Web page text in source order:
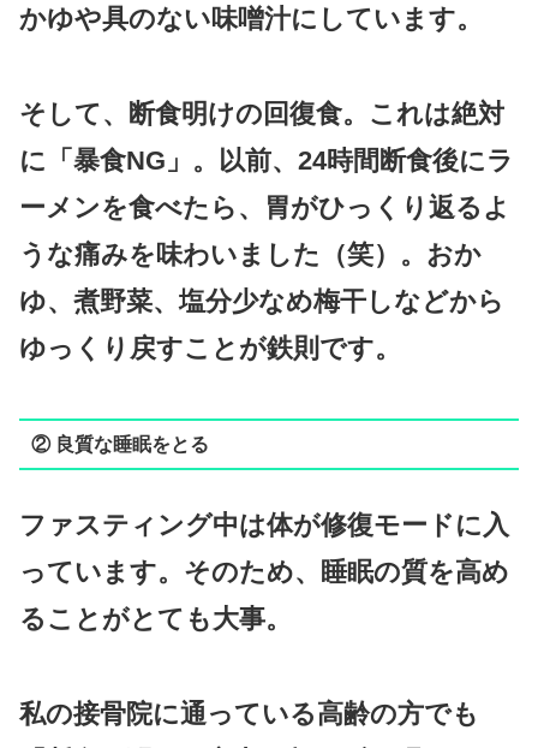
かゆや具のない味噌汁にしています。
そして、断食明けの回復食。これは絶対
に「暴食NG」。以前、24時間断食後にラ
ーメンを食べたら、胃がひっくり返るよ
うな痛みを味わいました（笑）。おか
ゆ、煮野菜、塩分少なめ梅干しなどから
ゆっくり戻すことが鉄則です。
② 良質な睡眠をとる
ファスティング中は体が修復モードに入
っています。そのため、睡眠の質を高め
ることがとても大事。
私の接骨院に通っている高齢の方でも